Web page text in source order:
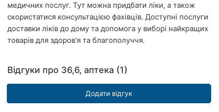
Тернопіль
Хмельницький
Одеса
медичних послуг. Тут можна придбати ліки, а також
скористатися консультацією фахівців. Доступні послуги
доставки ліків до дому та допомога у виборі найкращих
товарів для здоров'я та благополуччя.
Відгуки про 36,6, аптека (1)
Додати відгук